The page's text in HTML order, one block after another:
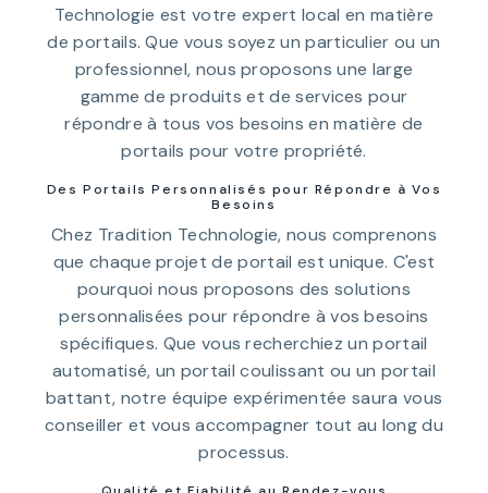
Technologie est votre expert local en matière
de portails. Que vous soyez un particulier ou un
professionnel, nous proposons une large
gamme de produits et de services pour
répondre à tous vos besoins en matière de
portails pour votre propriété.
Des Portails Personnalisés pour Répondre à Vos
Besoins
Chez Tradition Technologie, nous comprenons
que chaque projet de portail est unique. C'est
pourquoi nous proposons des solutions
personnalisées pour répondre à vos besoins
spécifiques. Que vous recherchiez un portail
automatisé, un portail coulissant ou un portail
battant, notre équipe expérimentée saura vous
conseiller et vous accompagner tout au long du
processus.